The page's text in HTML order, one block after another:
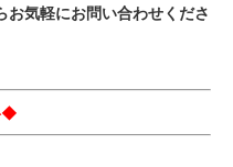
お気軽にお問い合わせくださ
◆